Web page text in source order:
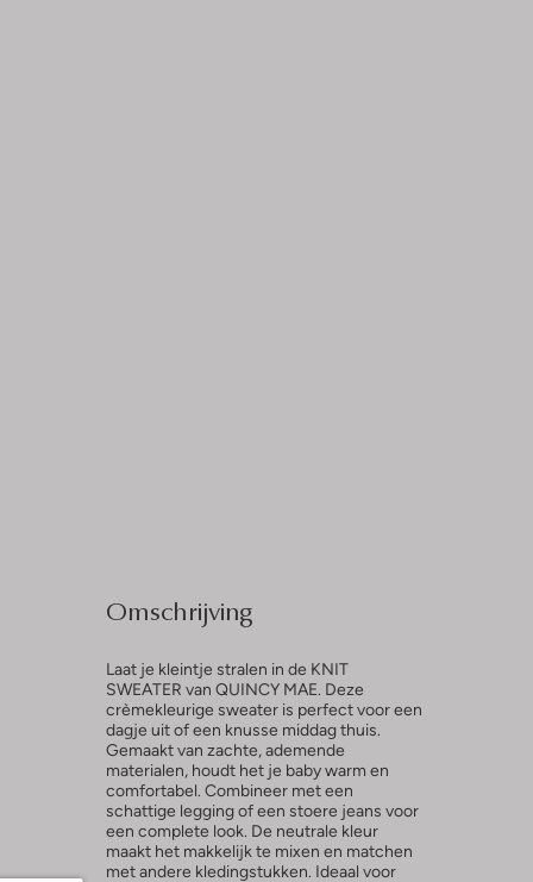
Omschrijving
Laat je kleintje stralen in de KNIT
SWEATER van QUINCY MAE. Deze
crèmekleurige sweater is perfect voor een
dagje uit of een knusse middag thuis.
Gemaakt van zachte, ademende
materialen, houdt het je baby warm en
comfortabel. Combineer met een
schattige legging of een stoere jeans voor
een complete look. De neutrale kleur
maakt het makkelijk te mixen en matchen
met andere kledingstukken. Ideaal voor